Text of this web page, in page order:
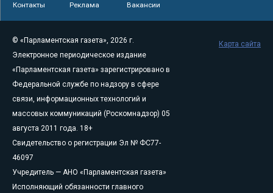
Контакты Реклама Вакансии
© «Парламентская газета», 2026 г.
Электронное периодическое издание
«Парламентская газета» зарегистрировано в
Федеральной службе по надзору в сфере
связи, информационных технологий и
массовых коммуникаций (Роскомнадзор) 05
августа 2011 года. 18+
Свидетельство о регистрации Эл № ФС77-
46097
Учредитель — АНО «Парламентская газета»
Исполняющий обязанности главного
Карта сайта